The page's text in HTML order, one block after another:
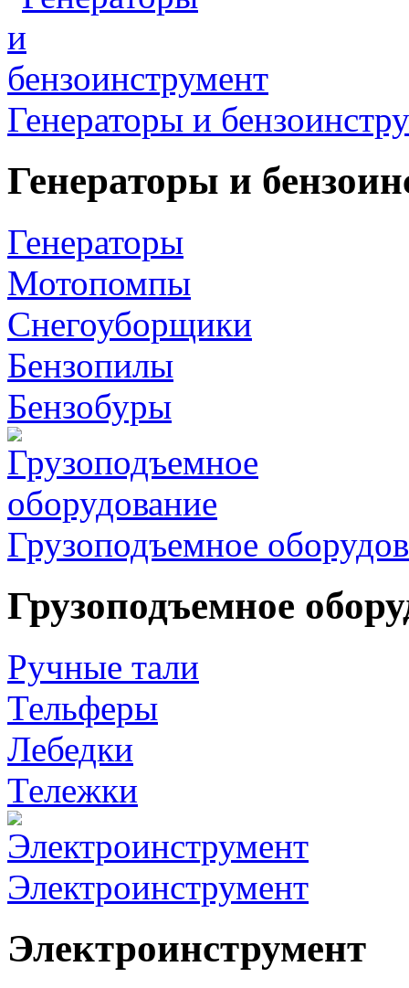
Генераторы и
Генераторы и
Генераторы
Мотопомпы
Снегоуборщики
Бензопилы
Бензобуры
Грузоподъемное
Грузоподъемное
Ручные тали
Тельферы
Лебедки
Тележки
Электроинструмент
Электроинструмент